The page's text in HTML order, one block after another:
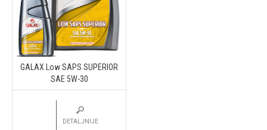
GALAX Low SAPS SUPERIOR
SAE 5W-30
DETALJNIJE